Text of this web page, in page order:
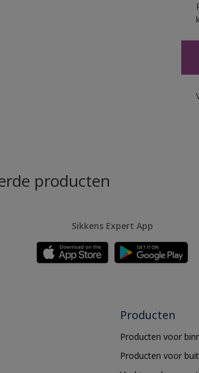
producten
Sikkens Expert App
Producten
Producten voor
Producten voor